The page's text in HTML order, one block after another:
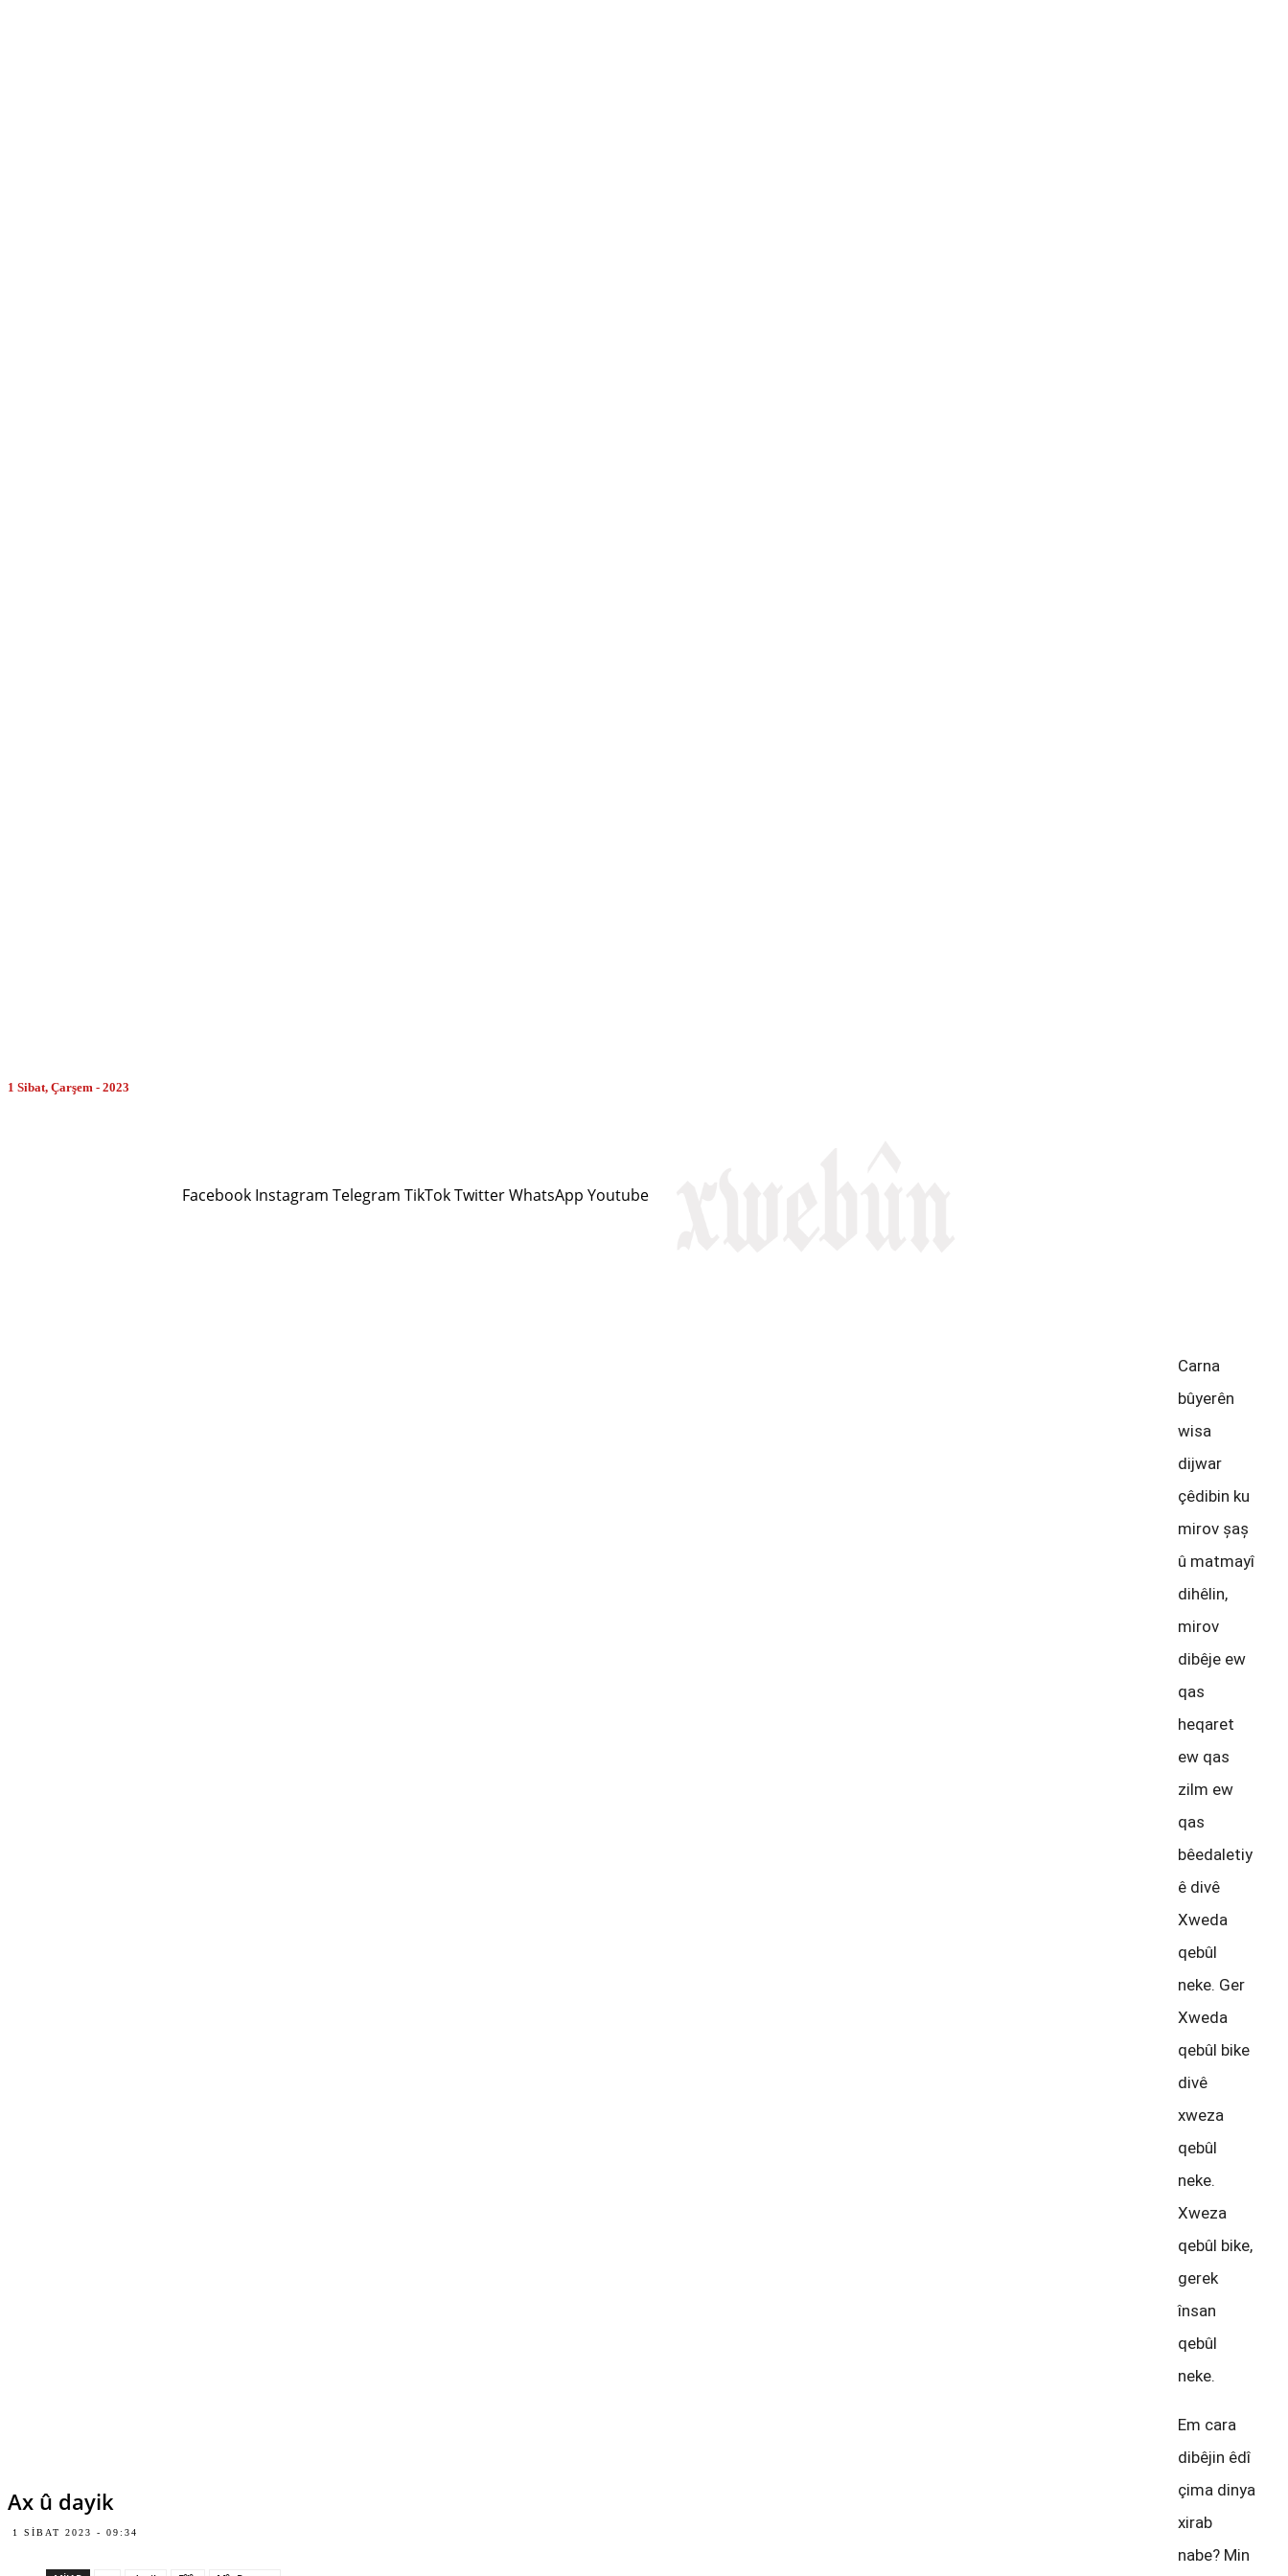
1 Sibat, Çarşem - 2023
Facebook Instagram Telegram TikTok Twitter WhatsApp Youtube
Ax û dayik
1 SIBAT 2023 - 09:34
Carna
bûyerên
wisa
dijwar
çêdibin ku
mirov șaș
û matmayî
dihêlin,
mirov
dibêje ew
qas
heqaret
ew qas
zilm ew
qas
bêedaletiy
ê divê
Xweda
qebûl
neke. Ger
Xweda
qebûl bike
divê
xweza
qebûl
neke.
Xweza
qebûl bike,
gerek
însan
qebûl
neke.
Em cara
dibêjin êdî
çima dinya
xirab
nabe? Min